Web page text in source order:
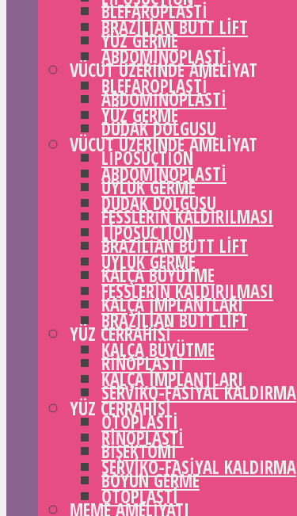
BLEFAROPLASTI
YÜZ GERME
VÜCUT ÜZERINDE AMELIYAT
ABDOMINOPLASTI
DUDAK DOLGUSU
LIPOSUCTION
UYLUK GERME
FESSLERIN KALDIRILMASI
BRAZILIAN BUTT LIFT
KALÇA BÜYÜTME
KALÇA IMPLANTLARI
YÜZ CERRAHISI
RINOPLASTI
SERVIKO-FASIYAL KALDIRMA
OTOPLASTI
BIŞEKTOMI
BOYUN GERME
MEME AMELIYATI
BRAZILIAN BUTT LIFT
ABDOMINOPLASTI
BLEFAROPLASTI
YÜZ GERME
VÜCUT ÜZERINDE AMELIYAT
ABDOMINOPLASTI
DUDAK DOLGUSU
LIPOSUCTION
UYLUK GERME
FESSLERIN KALDIRILMASI
BRAZILIAN BUTT LIFT
KALÇA BÜYÜTME
KALÇA IMPLANTLARI
YÜZ CERRAHISI
RINOPLASTI
SERVIKO-FASIYAL KALDIRMA
OTOPLASTI